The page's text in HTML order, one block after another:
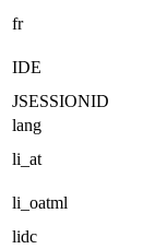
fr
IDE
JSESSIONID
lang
li_at
li_oatml
lidc